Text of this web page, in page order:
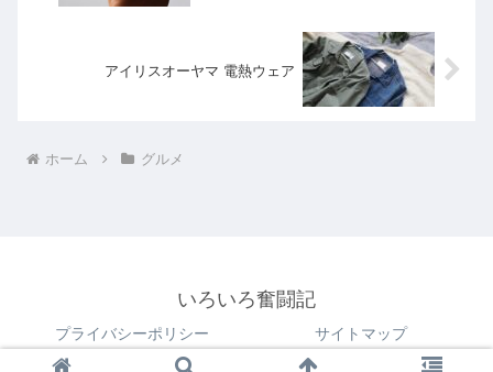
アイリスオーヤマ 電熱ウェア
ホーム グルメ
いろいろ奮闘記
プライバシーポリシー サイトマップ